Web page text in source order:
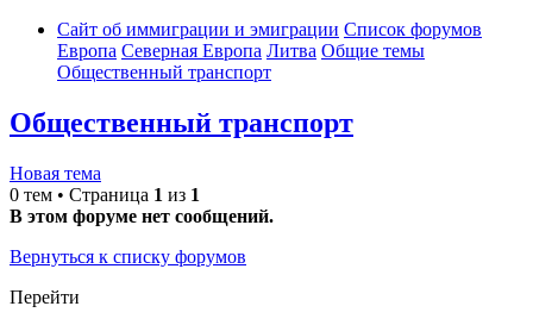
Сайт об иммиграции и эмиграции Список форумов
Европа Северная Европа Литва Общие темы
Общественный транспорт
Общественный транспорт
Новая тема
0 тем • Страница 1 из 1
В этом форуме нет сообщений.
Вернуться к списку форумов
Перейти